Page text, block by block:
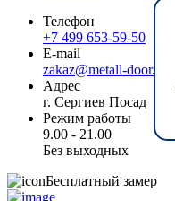
Телефон
+7 499 653-59-50
E-mail
zakaz@metall-door.ru
Адрес
г. Сергиев Посад
Режим работы
9.00 - 21.00
Без выходных
Бесплатный замер